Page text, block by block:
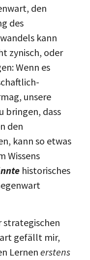
den
des
kann
zynisch, oder
Wenn es
unsere
bringen, dass
den
kann so etwas
Wissens
historisches
strategischen
gefällt mir,
Lernenerstens